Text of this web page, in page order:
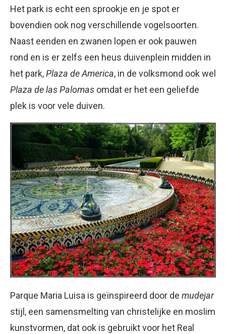
Het park is echt een sprookje en je spot er
bovendien ook nog verschillende vogelsoorten.
Naast eenden en zwanen lopen er ook pauwen
rond en is er zelfs een heus duivenplein midden in
het park,Plaza de America, in de volksmond ook wel
Plaza de las Palomas omdat er het een geliefde
plek is voor vele duiven.
Parque Maria Luisa is geïnspireerd door de mudejar
stijl, een samensmelting van christelijke en moslim
kunstvormen, dat ook is gebruikt voor het Real